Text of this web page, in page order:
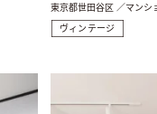
東京都世田谷区 ／マンシ
ヴィンテージ